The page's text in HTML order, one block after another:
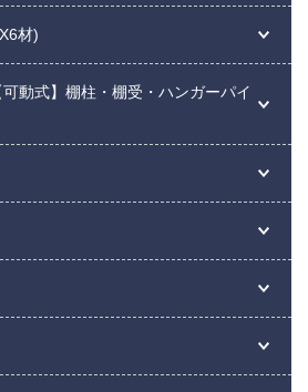
材)
動式】棚柱・棚受・ハンガーパイ